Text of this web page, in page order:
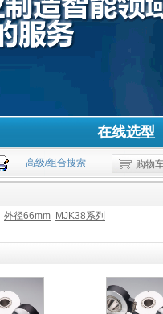
在线选型
高级/组合搜索 购物
外径66mm MJK38系列